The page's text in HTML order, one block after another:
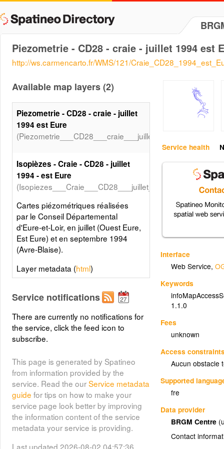
Piezometrie - CD28 - craie - juillet 1994 est
http://ws.carmencarto.fr/WMS/121/
Service health
Interface
Web Service,
Keywords
1.1.0
Fees
unknown
Access
Aucun obstacle
Supported
fre
Data provider
BRGM Centre
Contact
Available map layers (2)
Piezometrie - CD28 - craie - juillet
1994 est Eure
(Piezometrie___CD28___craie___juillet_1994_est_Eure)
Isopièzes - Craie - CD28 - juillet
1994 - est Eure
(Isopiezes___Craie___CD28___juillet_1994___est_Eure)
Cartes piézométriques réalisées
par le Conseil Départemental
d'Eure-et-Loir, en juillet (Ouest Eure,
Est Eure) et en septembre 1994
(Avre-Blaise).
Layer metadata (html)
Service notifications
There are currently no notifications for
the service, click the feed icon to
subscribe.
This page is generated by Spatineo
from information provided by the
service. Read the ourService metadata
guide for tips on how to make your
service page look better by improving
the information content of the service
metadata your service is providing.
Last updated 2026-08-02 04:57:36